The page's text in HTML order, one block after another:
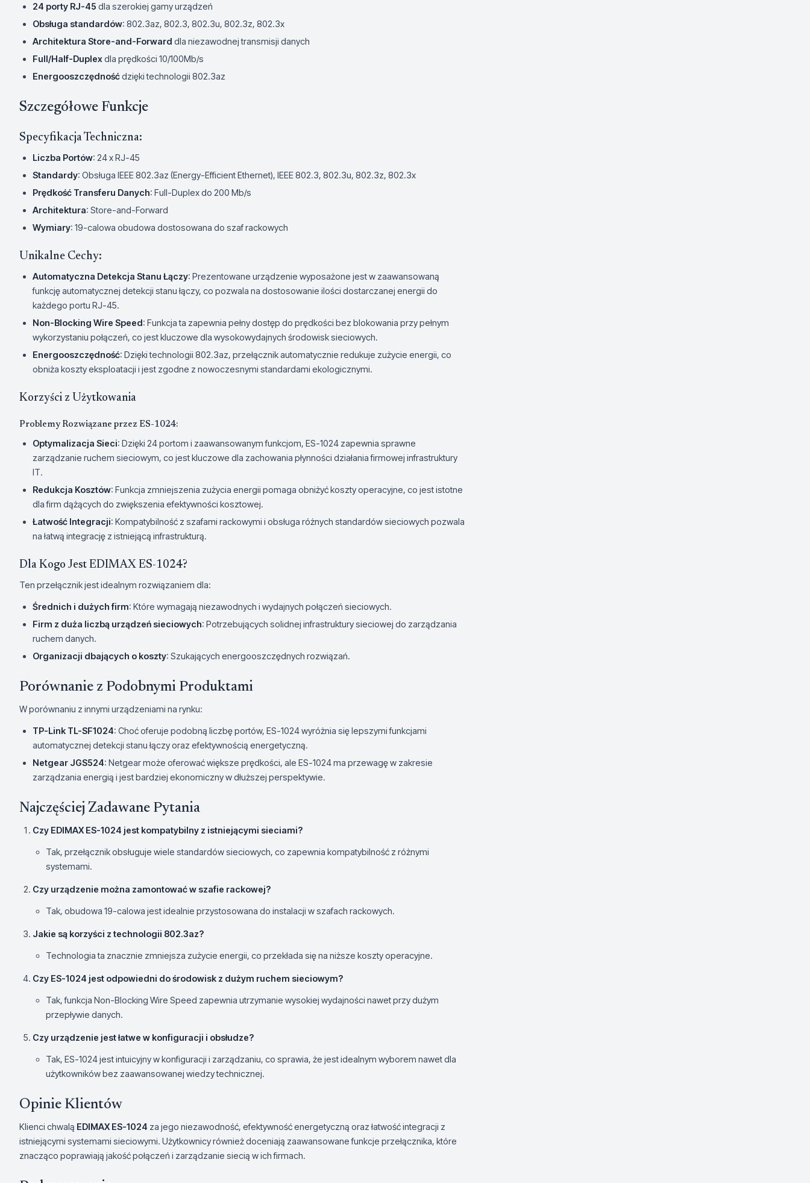
24 porty RJ-45 dla szerokiej gamy urządzeń
Obsługa standardów: 802.3az, 802.3, 802.3u, 802.3z, 802.3x
Architektura Store-and-Forward dla niezawodnej transmisji danych
Full/Half-Duplexdla prędkości 10/100Mb/s
Energooszczędnośćdzięki technologii 802.3az
Szczegółowe Funkcje
Specyfikacja Techniczna:
Liczba Portów: 24 x RJ-45
Standardy: Obsługa IEEE 802.3az (Energy-Efficient Ethernet), IEEE 802.3, 802.3u, 802.3z, 802.3x
Prędkość Transferu Danych: Full-Duplex do 200 Mb/s
Architektura: Store-and-Forward
Wymiary: 19-calowa obudowa dostosowana do szaf rackowych
Unikalne Cechy:
Automatyczna Detekcja Stanu Łączy: Prezentowane urządzenie wyposażone jest w zaawansowaną
funkcję automatycznej detekcji stanu łączy, co pozwala na dostosowanie ilości dostarczanej energii do
każdego portu RJ-45.
Non-Blocking Wire Speed: Funkcja ta zapewnia pełny dostęp do prędkości bez blokowania przy pełnym
wykorzystaniu połączeń, co jest kluczowe dla wysokowydajnych środowisk sieciowych.
Energooszczędność: Dzięki technologii 802.3az, przełącznik automatycznie redukuje zużycie energii, co
obniża koszty eksploatacji i jest zgodne z nowoczesnymi standardami ekologicznymi.
Korzyści z Użytkowania
Problemy Rozwiązane przez ES-1024:
Optymalizacja Sieci: Dzięki 24 portom i zaawansowanym funkcjom, ES-1024 zapewnia sprawne
zarządzanie ruchem sieciowym, co jest kluczowe dla zachowania płynności działania firmowej infrastruktury
IT.
Redukcja Kosztów: Funkcja zmniejszenia zużycia energii pomaga obniżyć koszty operacyjne, co jest istotne
dla firm dążących do zwiększenia efektywności kosztowej.
Łatwość Integracji: Kompatybilność z szafami rackowymi i obsługa różnych standardów sieciowych pozwala
na łatwą integrację z istniejącą infrastrukturą.
Dla Kogo Jest EDIMAX ES-1024?
Ten przełącznik jest idealnym rozwiązaniem dla:
Średnich i dużych firm: Które wymagają niezawodnych i wydajnych połączeń sieciowych.
Firm z duża liczbą urządzeń sieciowych: Potrzebujących solidnej infrastruktury sieciowej do zarządzania
ruchem danych.
Organizacji dbających o koszty: Szukających energooszczędnych rozwiązań.
Porównanie z Podobnymi Produktami
W porównaniu z innymi urządzeniami na rynku:
TP-Link TL-SF1024: Choć oferuje podobną liczbę portów, ES-1024 wyróżnia się lepszymi funkcjami
automatycznej detekcji stanu łączy oraz efektywnością energetyczną.
Netgear JGS524: Netgear może oferować większe prędkości, ale ES-1024 ma przewagę w zakresie
zarządzania energią i jest bardziej ekonomiczny w dłuższej perspektywie.
Najczęściej Zadawane Pytania
Czy EDIMAX ES-1024 jest kompatybilny z istniejącymi sieciami?
Tak, przełącznik obsługuje wiele standardów sieciowych, co zapewnia kompatybilność z różnymi
systemami.
Czy urządzenie można zamontować w szafie rackowej?
Tak, obudowa 19-calowa jest idealnie przystosowana do instalacji w szafach rackowych.
Jakie są korzyści z technologii 802.3az?
Technologia ta znacznie zmniejsza zużycie energii, co przekłada się na niższe koszty operacyjne.
Czy ES-1024 jest odpowiedni do środowisk z dużym ruchem sieciowym?
Tak, funkcja Non-Blocking Wire Speed zapewnia utrzymanie wysokiej wydajności nawet przy dużym
przepływie danych.
Czy urządzenie jest łatwe w konfiguracji i obsłudze?
Tak, ES-1024 jest intuicyjny w konfiguracji i zarządzaniu, co sprawia, że jest idealnym wyborem nawet dla
użytkowników bez zaawansowanej wiedzy technicznej.
Opinie Klientów
Klienci chwalą EDIMAX ES-1024 za jego niezawodność, efektywność energetyczną oraz łatwość integracji z
istniejącymi systemami sieciowymi. Użytkownicy również doceniają zaawansowane funkcje przełącznika, które
znacząco poprawiają jakość połączeń i zarządzanie siecią w ich firmach.